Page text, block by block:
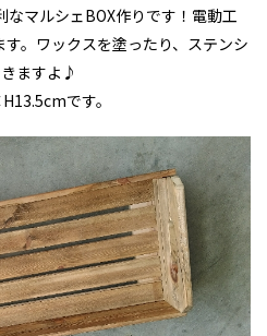
ク
その他
科
教育 ライフイベント
マルシェBOX作りです！電動工
。ワックスを塗ったり、ステンシ
ますよ♪
です。